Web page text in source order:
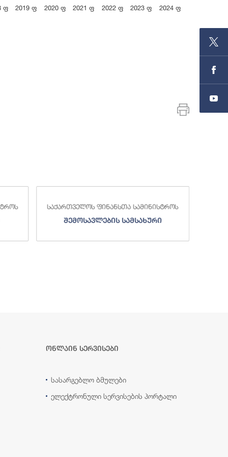
ფ 2019 ფ 2020 ფ 2021 ფ 2022 ფ 2023 ფ 2024 ფ
საქართველოს ფინანსთა სამინისტროს
შემოსავლების სამსახური
ონლაინ სერვისები
სასარგებლო ბმულები
ელექტრონული სერვისების პორტალი